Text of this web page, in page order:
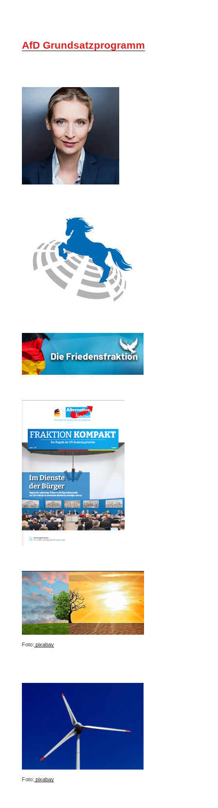
AfD Grundsatzprogramm
Foto: pixabay
Foto: pixabay